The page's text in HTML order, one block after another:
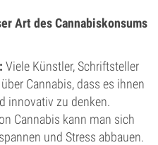
Art des Cannabiskonsums
Viele Künstler, Schriftsteller
Cannabis, dass es ihnen
innovativ zu denken.
Cannabis kann man sich
und Stress abbauen.